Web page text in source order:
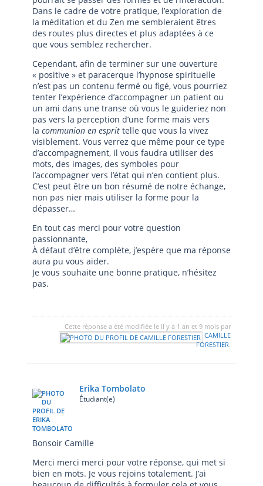
Dans le cadre de votre pratique, l’exploration de
la méditation et du Zen me sembleraient êtres
des routes plus directes et plus adaptées à ce
que vous semblez rechercher.
Cependant, afin de terminer sur une ouverture
« positive » et paracerque l’hypnose spirituelle
n’est pas un contenu fermé ou figé, vous pourriez
tenter l’expérience d’accompagner un patient ou
un ami dans une transe où vous le guideriez non
pas vers la perception d’une forme mais vers
la communion en esprit telle que vous la vivez
visiblement. Vous verrez que même pour ce type
d’accompagnement, il vous faudra utiliser des
mots, des images, des symboles pour
l’accompagner vers l’état qui n’en contient plus.
C’est peut être un bon résumé de notre échange,
non pas nier mais utiliser la forme pour la
dépasser…
En tout cas merci pour votre question
passionnante,
À défaut d’être complète, j’espère que ma réponse
aura pu vous aider.
Je vous souhaite une bonne pratique, n’hésitez
pas.
Cette réponse a été modifiée le il y a 1 an et 9 mois par
CAMILLE
FORESTIER.
Erika Tombolato
Étudiant(e)
Bonsoir Camille
Merci merci merci pour votre réponse, qui met si
bien en mots. Je vous rejoins totalement. J’ai